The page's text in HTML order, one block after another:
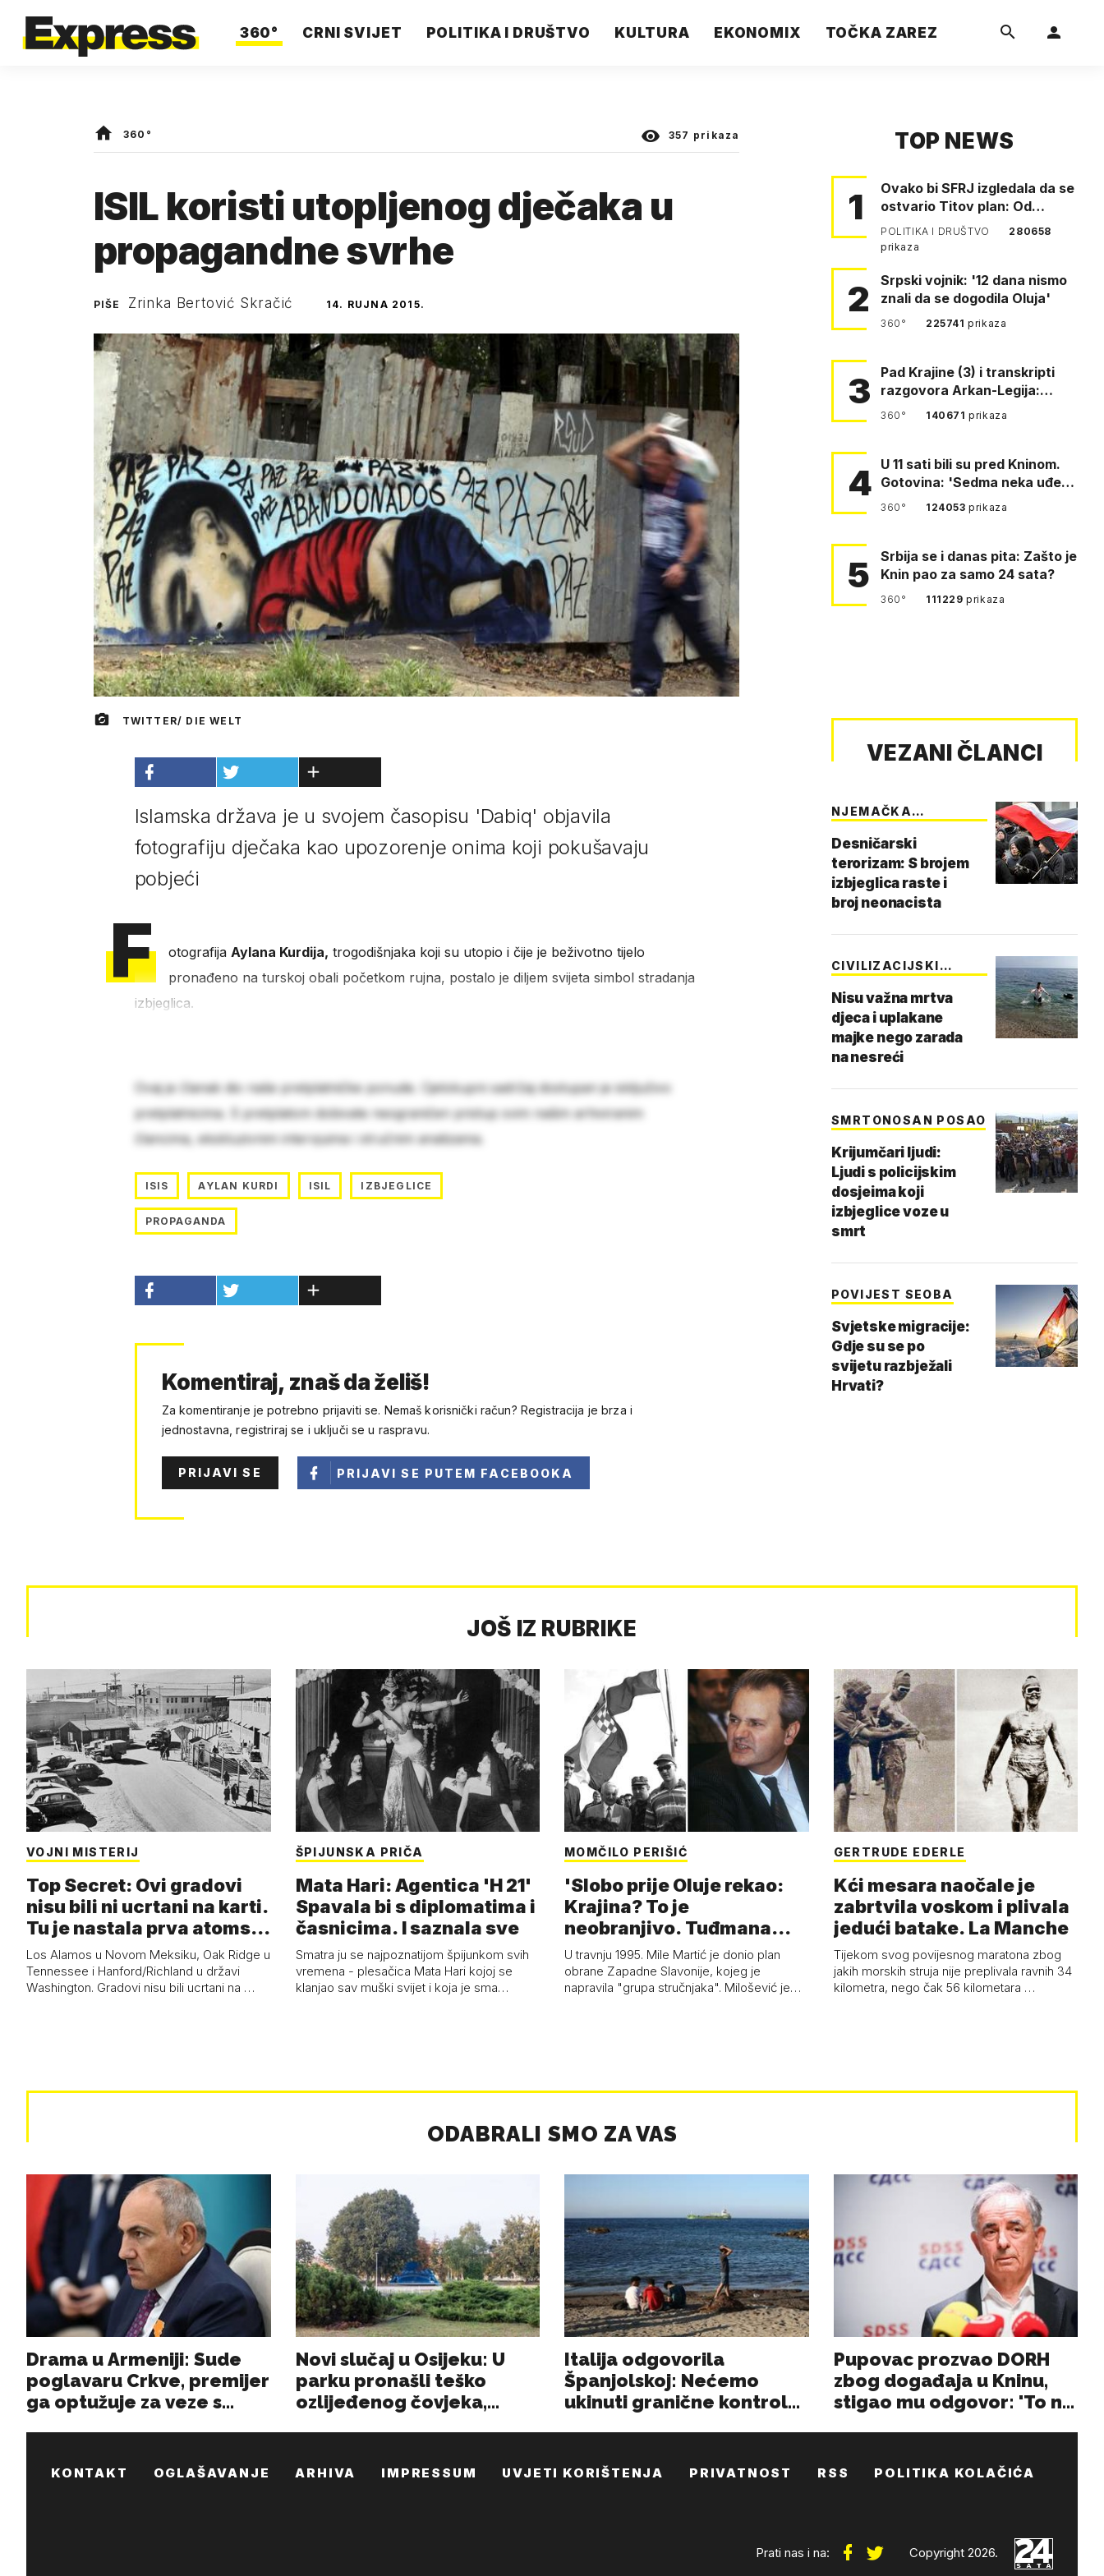
360° CRNI SVIJET POLITIKA I DRUŠTVO KULTURA EKONOMIX TOČKA ZAREZ
360° 357 prikaza
ISIL koristi utopljenog dječaka u
propagandne svrhe
PIŠE Zrinka Bertović Skračić 14. RUJNA 2015.
TWITTER/ DIE WELT
Islamska država je u svojem časopisu 'Dabiq' objavila
fotografiju dječaka kao upozorenje onima koji pokušavaju
pobjeći
F otografija Aylana Kurdija, trogodišnjaka koji su utopio i čije je beživotno tijelo
pronađeno na turskoj obali početkom rujna, postalo je diljem svijeta simbol stradanja
izbjeglica.
Ovaj je članak dio naše pretplatničke ponude. Cjelokupni sadržaj dostupan je isključivo
pretplatnicima. S pretplatom dobivate neograničen pristup svim našim arhiviranim
člancima, ekskluzivnim intervjuima i stručnim analizama.
ISIS AYLAN KURDI ISIL IZBJEGLICE
PROPAGANDA
Komentiraj, znaš da želiš!
Za komentiranje je potrebno prijaviti se. Nemaš korisnički račun? Registracija je brza i
jednostavna, registriraj se i uključi se u raspravu.
PRIJAVI SE PRIJAVI SE PUTEM FACEBOOKA
TOP NEWS
1
Ovako bi SFRJ izgledala da se
ostvario Titov plan: Od
Klagenfurta do Istanbula!
POLITIKA I DRUŠTVO
280658
prikaza
2
Srpski vojnik: '12 dana nismo
znali da se dogodila Oluja'
360° 225741prikaza
3
Pad Krajine (3) i transkripti
razgovora Arkan-Legija:
'Čujem, prelazite ustašam…
360° 140671prikaza
4 U 11 sati bili su pred Kninom.
Gotovina: 'Sedma neka uđe,
4. gardijska neka g…
360° 124053prikaza
5
Srbija se i danas pita: Zašto je
Knin pao za samo 24 sata?
360° 111229prikaza
VEZANI ČLANCI
NJEMAČKA
Desničarski
terorizam: S brojem
izbjeglica raste i
broj neonacista
CIVILIZACIJSKI
Nisu važna mrtva
djeca i uplakane
majke nego zarada
na nesreći
SMRTONOSAN POSAO
Krijumčari ljudi:
Ljudi s policijskim
dosjeima koji
izbjeglice voze u
smrt
POVIJEST SEOBA
Svjetske migracije:
Gdje su se po
svijetu razbježali
Hrvati?
JOŠ IZ RUBRIKE
VOJNI MISTERIJ
Top Secret: Ovi gradovi
nisu bili ni ucrtani na karti.
Tu je nastala prva atoms…
Los Alamos u Novom Meksiku, Oak Ridge u
Tennessee i Hanford/Richland u državi
Washington. Gradovi nisu bili ucrtani na …
ŠPIJUNSKA PRIČA
Mata Hari: Agentica 'H 21'
Spavala bi s diplomatima i
časnicima. I saznala sve
Smatra ju se najpoznatijom špijunkom svih
vremena - plesačica Mata Hari kojoj se
klanjao sav muški svijet i koja je sma…
MOMČILO PERIŠIĆ
'Slobo prije Oluje rekao:
Krajina? To je
neobranjivo. Tuđmana
zvao Krivousti'
U travnju 1995. Mile Martić je donio plan
obrane Zapadne Slavonije, kojeg je
napravila "grupa stručnjaka". Milošević je…
GERTRUDE EDERLE
Kći mesara naočale je
zabrtvila voskom i plivala
jedući batake. La Manche
Tijekom svog povijesnog maratona zbog
jakih morskih struja nije preplivala ravnih 34
kilometra, nego čak 56 kilometara …
KONTAKT OGLAŠAVANJE ARHIVA IMPRESSUM UVJETI KORIŠTENJA PRIVATNOST RSS POLITIKA KOLAČIĆA
Prati nas i na: Copyright 2026.